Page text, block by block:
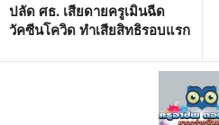
ปลัด ศธ. เสียดายครูเมินฉีด
วัคซีนโควิด ทำเสียสิทธิรอบแรก